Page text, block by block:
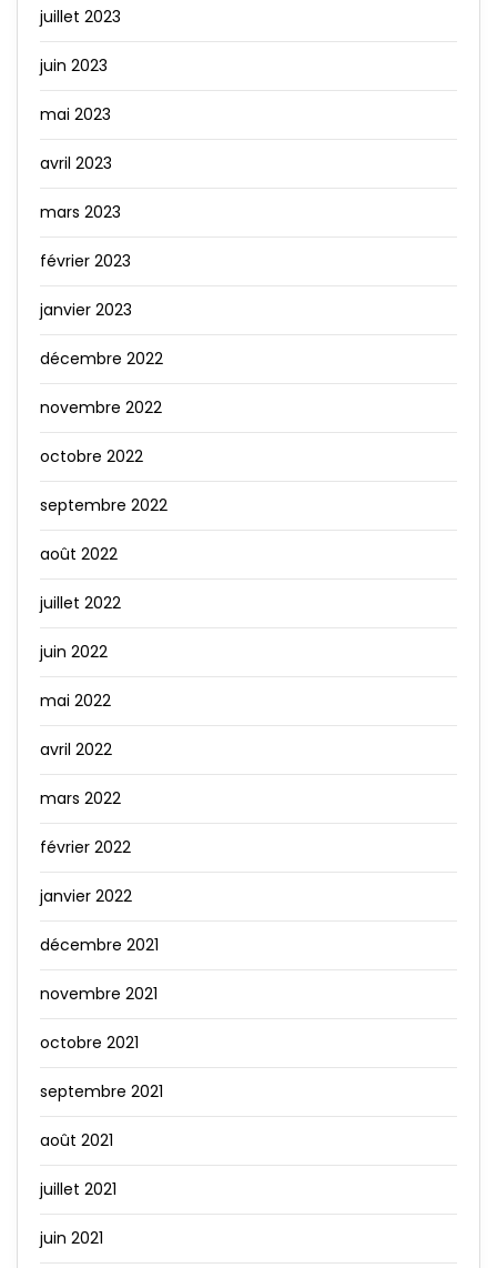
juillet 2023
juin 2023
mai 2023
avril 2023
mars 2023
février 2023
janvier 2023
décembre 2022
novembre 2022
octobre 2022
septembre 2022
août 2022
juillet 2022
juin 2022
mai 2022
avril 2022
mars 2022
février 2022
janvier 2022
décembre 2021
novembre 2021
octobre 2021
septembre 2021
août 2021
juillet 2021
juin 2021